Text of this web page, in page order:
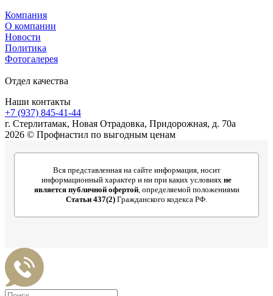
Компания
О компании
Новости
Политика
Фотогалерея
Отдел качества
Наши контакты
+7 (937) 845-41-44
г. Стерлитамак, Новая Отрадовка, Придорожная, д. 70а
2026 © Профнастил по выгодным ценам
Вся представленная на сайте информация, носит
информационный характер и ни при каких условиях не
является публичной офертой, определяемой положениями
Статьи 437(2) Гражданского кодекса РФ.